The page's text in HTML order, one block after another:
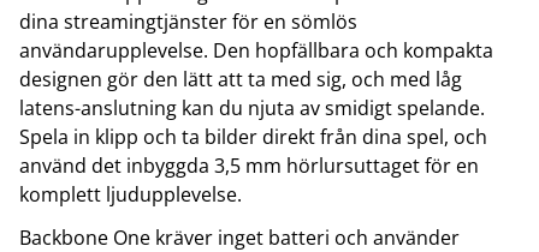
dina streamingtjänster för en sömlös
användarupplevelse. Den hopfällbara och kompakta
designen gör den lätt att ta med sig, och med låg
latens-anslutning kan du njuta av smidigt spelande.
Spela in klipp och ta bilder direkt från dina spel, och
använd det inbyggda 3,5 mm hörlursuttaget för en
komplett ljudupplevelse.
Backbone One kräver inget batteri och använder